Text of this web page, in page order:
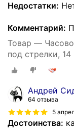
Недостатки:
Комментарий:
Товар —
под стрелки,
Андрей
64 отзыва
5
Достоинства: